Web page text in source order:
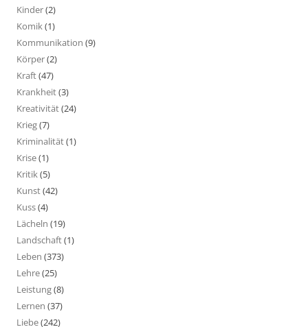
Kinder(2)
Komik(1)
Kommunikation (9)
Körper(2)
Kraft(47)
Krankheit(3)
Kreativität(24)
Krieg(7)
Kriminalität(1)
Krise(1)
Kritik(5)
Kunst(42)
Kuss(4)
Lächeln (19)
Landschaft(1)
Leben (373)
Lehre(25)
Leistung(8)
Lernen (37)
Liebe(242)